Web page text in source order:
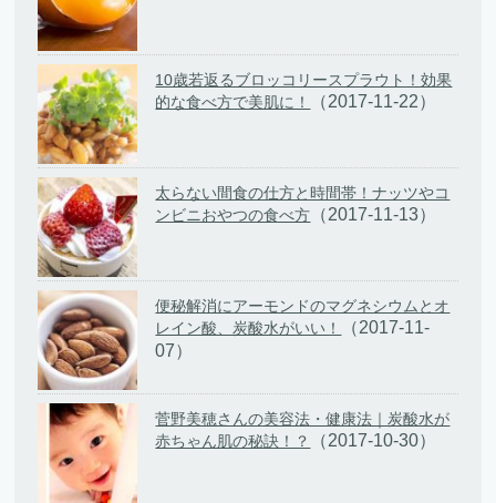
10歳若返るブロッコリースプラウト！効果
的な食べ方で美肌に！
（2017-11-22）
太らない間食の仕方と時間帯！ナッツやコ
ンビニおやつの食べ方 （2017-11-13）
便秘解消にアーモンドのマグネシウムとオ
レイン酸、炭酸水がいい！
（2017-11-
07）
菅野美穂さんの美容法・健康法｜炭酸水が
赤ちゃん肌の秘訣！？
（2017-10-30）